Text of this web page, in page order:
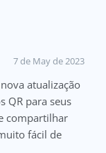
7 de May de 2023
atualização
QR para seus
compartilhar
fácil de